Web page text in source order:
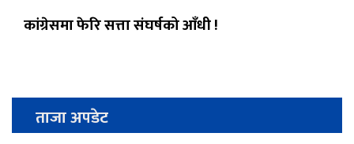
कांग्रेसमा फेरि सत्ता संघर्षको आँधी !
ताजा अपडेट